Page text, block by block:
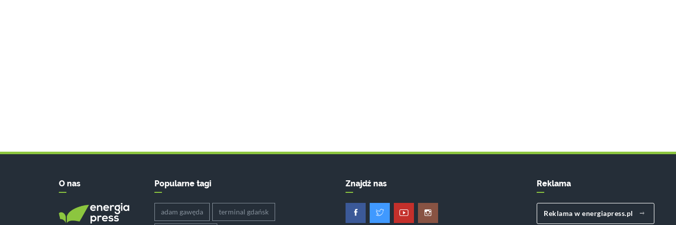
O nas Popularne tagi
adam gawęda terminal gdańsk
Znajdź nas Reklama
Reklama w energiapress.pl